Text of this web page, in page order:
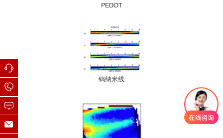
PEDOT
钨纳米线